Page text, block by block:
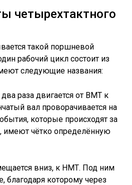
четырехтактного
такой поршневой
рабочий цикл состоит из
следующие названия:
раза двигается от ВМТ к
вал проворачивается на
которые происходят за
имеют чётко определённую
вниз, к НМТ. Под ним
благодаря которому через